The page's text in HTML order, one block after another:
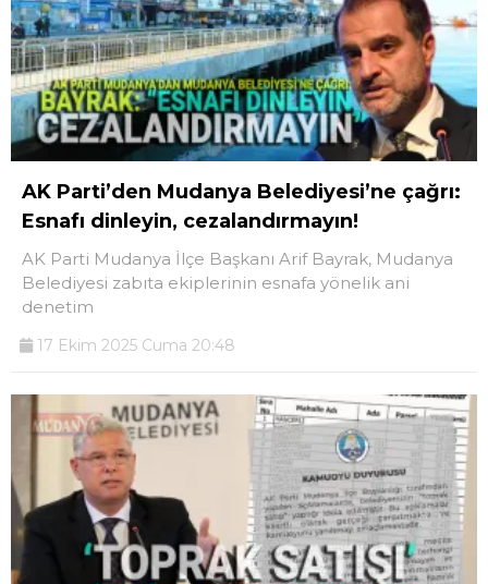
AK Parti’den Mudanya Belediyesi’ne çağrı:
Esnafı dinleyin, cezalandırmayın!
AK Parti Mudanya İlçe Başkanı Arif Bayrak, Mudanya
Belediyesi zabıta ekiplerinin esnafa yönelik ani
denetim
17 Ekim 2025 Cuma 20:48